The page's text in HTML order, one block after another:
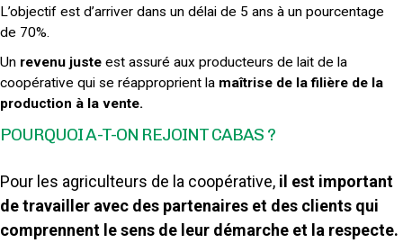
L’objectif est d’arriver dans un délai de 5 ans à un pourcentage
de 70%.
Un revenu juste est assuré aux producteurs de lait de la
coopérative qui se réapproprient la maîtrise de la filière de la
production à la vente.
POURQUOI A-T-ON REJOINT CABAS ?
Pour les agriculteurs de la coopérative, il est important
de travailler avec des partenaires et des clients qui
comprennent le sens de leur démarche et la respecte.